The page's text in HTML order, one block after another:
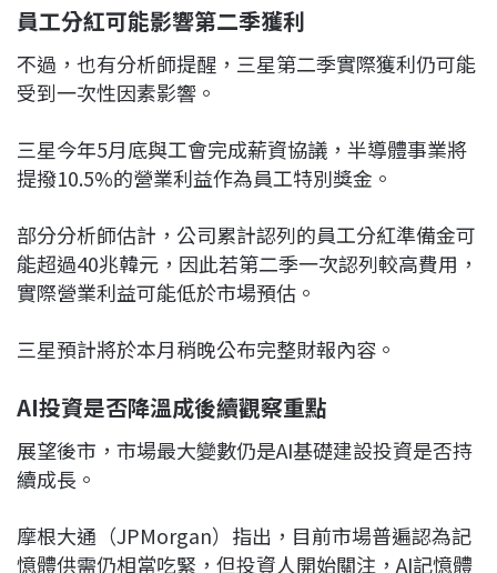
員工分紅可能影響第二季獲利
不過，也有分析師提醒，三星第二季實際獲利仍可能
受到一次性因素影響。
三星今年5月底與工會完成薪資協議，半導體事業將
提撥10.5%的營業利益作為員工特別獎金。
部分分析師估計，公司累計認列的員工分紅準備金可
能超過40兆韓元，因此若第二季一次認列較高費用，
實際營業利益可能低於市場預估。
三星預計將於本月稍晚公布完整財報內容。
AI投資是否降溫成後續觀察重點
展望後市，市場最大變數仍是AI基礎建設投資是否持
續成長。
摩根大通（JPMorgan）指出，目前市場普遍認為記
憶體供需仍相當吃緊，但投資人開始關注，AI記憶體